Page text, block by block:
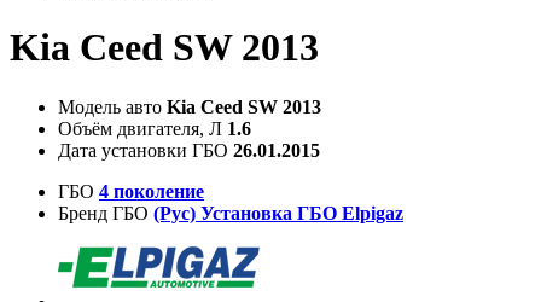
Kia Ceed SW 2013
Модель авто Kia Ceed SW 2013
Объём двигателя, Л 1.6
Дата установки ГБО 26.01.2015
ГБО 4 поколение
Бренд ГБО (Рус) Установка ГБО Elpigaz